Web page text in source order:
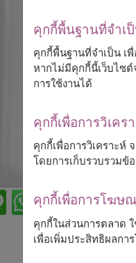
คุกกี้พื้นฐานที่จำเ
คุกกี้พื้นฐานที่จำเป็น เ
หากไม่มีคุกกี้นี้เว็บไซต์
การใช้งานได้
คุกกี้เพื่อการวิเคร
คุกกี้เพื่อการวิเคราะห์
โดยการเก็บรวบรวมข้
คุกกี้เพื่อการโฆษ
คุกกี้ในส่วนการตลาด
เพื่อเพิ่มประสิทธิผลก